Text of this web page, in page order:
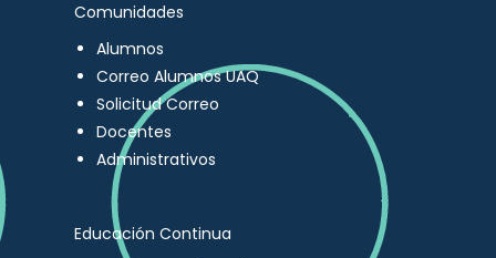
Comunidades
Alumnos
Correo Alumnos UAQ
Solicitud Correo
Docentes
Administrativos
Educación Continua